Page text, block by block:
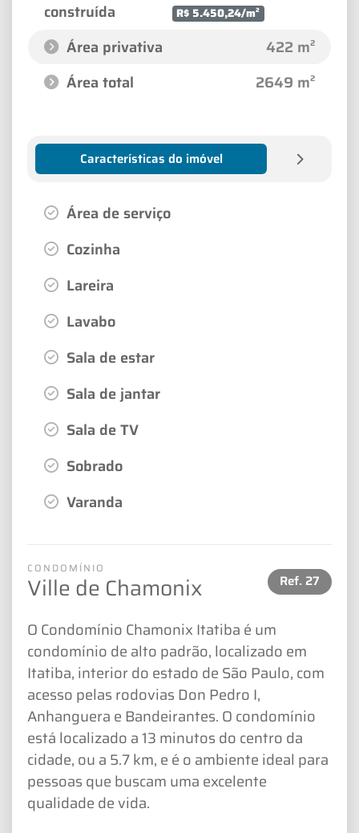
construída
R$ 5.450,24/m²
Área privativa
422 m²
Área total
2649 m²
Características do imóvel
Área de serviço
Cozinha
Lareira
Lavabo
Sala de estar
Sala de jantar
Sala de TV
Sobrado
Varanda
CONDOMÍNIO
Ville de Chamonix Ref. 27
O Condomínio Chamonix Itatiba é um
condomínio de alto padrão, localizado em
Itatiba, interior do estado de São Paulo, com
acesso pelas rodovias Don Pedro I,
Anhanguera e Bandeirantes. O condomínio
está localizado a 13 minutos do centro da
cidade, ou a 5.7 km, e é o ambiente ideal para
pessoas que buscam uma excelente
qualidade de vida.